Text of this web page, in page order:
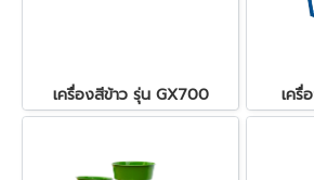
เครื่องสีข้าว รุ่น GX700 เครื่